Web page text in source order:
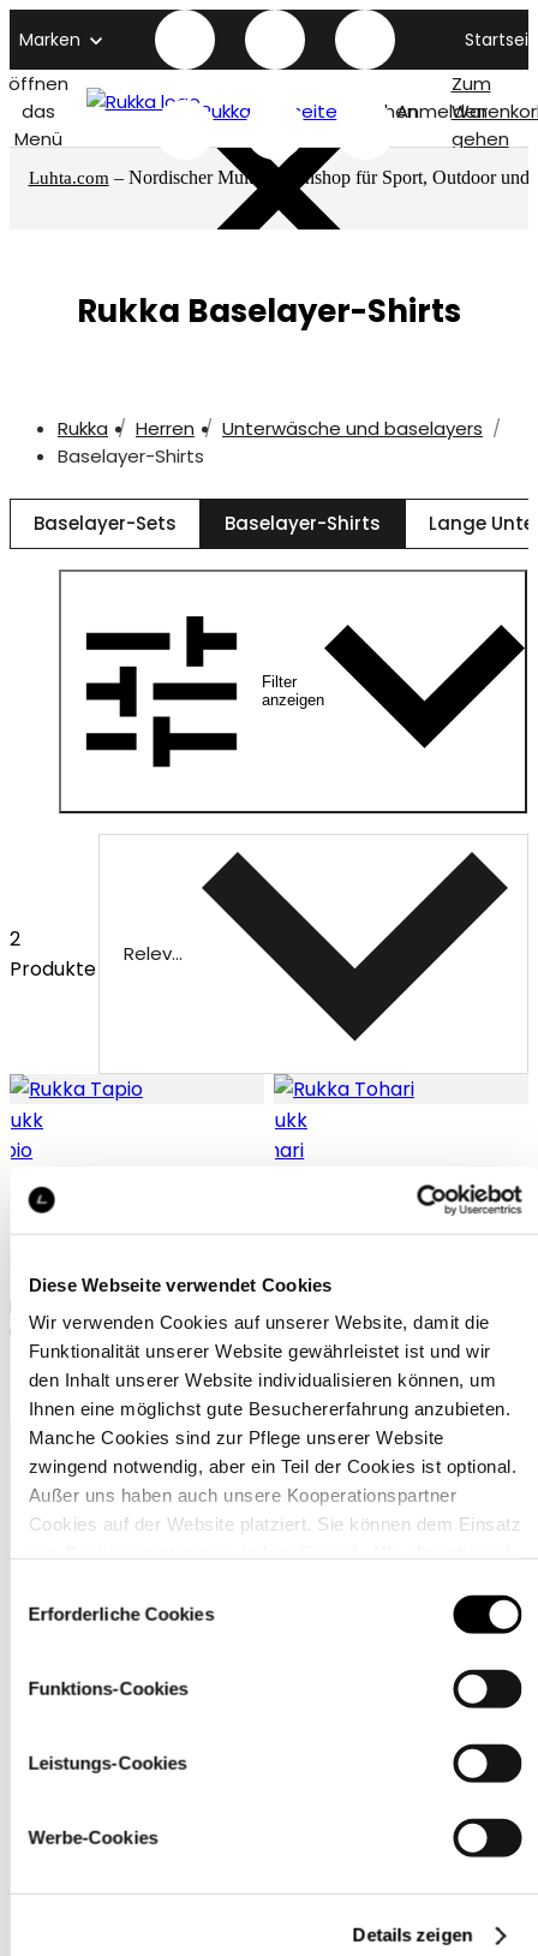
Diese Webseite verwendet Cookies
Wir verwenden Cookies auf unserer Website, damit die
Funktionalität unserer Website gewährleistet ist und wir
den Inhalt unserer Website individualisieren können, um
Ihnen eine möglichst gute Besuchererfahrung anzubieten.
Manche Cookies sind zur Pflege unserer Website
zwingend notwendig, aber ein Teil der Cookies ist optional.
Außer uns haben auch unsere Kooperationspartner
Cookies auf der Website platziert. Sie können dem Einsatz
über den Link „Cookie-Einstellungen
Erforderliche Cookies
Funktions-Cookies
Leistungs-Cookies
Werbe-Cookies
Details zeigen
Marken
öffnen
das
Menü
Rukka titelseite SuchenAnmelden
Zum
gehen
Luhta.com – Nordischer Multimarkenshop für Sport, Outdoor und
Rukka Baselayer-Shirts
Rukka Herren
Unterwäsche und baselayers
Baselayer-Shirts
Baselayer-Sets Baselayer-Shirts Lange
Filter
anzeigen
2
Produkte
Relevanz
Rukka Tapio
Rukka Merinowolle-
unterhemd für herren
89,95 €
Rukka Tohari
für herren
39,95 €
Kundenservice
Unternehmen